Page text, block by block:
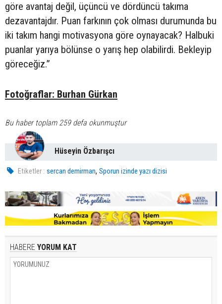
göre avantaj değil, üçüncü ve dördüncü takıma
dezavantajdır. Puan farkının çok olması durumunda bu
iki takım hangi motivasyona göre oynayacak? Halbuki
puanlar yarıya bölünse o yarış hep olabilirdi. Bekleyip
göreceğiz.”
Fotoğraflar: Burhan Gürkan
Bu haber toplam 259 defa okunmuştur
Hüseyin Özbarışcı
Etiketler : sercan demirman,Sporun izinde yazı dizisi
HABERE YORUM KAT